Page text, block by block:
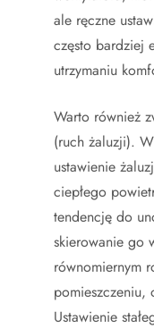
ale ręczne
często bardziej
utrzymaniu
Warto również
(ruch żaluzji).
ustawienie
ciepłego
tendencję do
skierowanie go
równomiernym
pomieszczeniu,
Ustawienie